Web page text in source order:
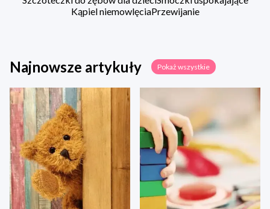
Kąpiel niemowlęciaPrzewijanie
Najnowsze artykuły Pokaż wszystkie